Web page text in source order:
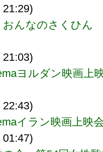
21:29)
んなのさくひん
21:03)
ヨルダン映画上
22:43)
イラン映画上映
01:47)